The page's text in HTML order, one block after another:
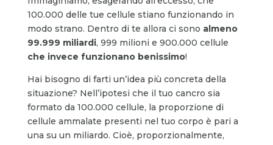
100.000 delle tue cellule stiano funzionando in
modo strano. Dentro di te allora ci sono almeno
99.999 miliardi, 999 milioni e 900.000 cellule
che invece funzionano benissimo!
Hai bisogno di farti un’idea più concreta della
situazione? Nell’ipotesi che il tuo cancro sia
formato da 100.000 cellule, la proporzione di
cellule ammalate presenti nel tuo corpo è pari a
una su un miliardo. Cioè, proporzionalmente,